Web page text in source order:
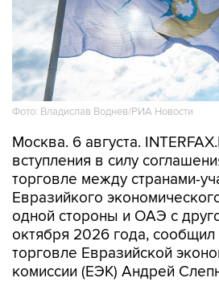
Фото: Владислав Воднев/РИА Новости
Москва. 6 августа.
вступления в силу
торговле между странами-
Евразийкого
одной стороны и ОАЭ с
октября 2026 года, сообщил
торговле Евразийской
комиссии (ЕЭК) Андрей